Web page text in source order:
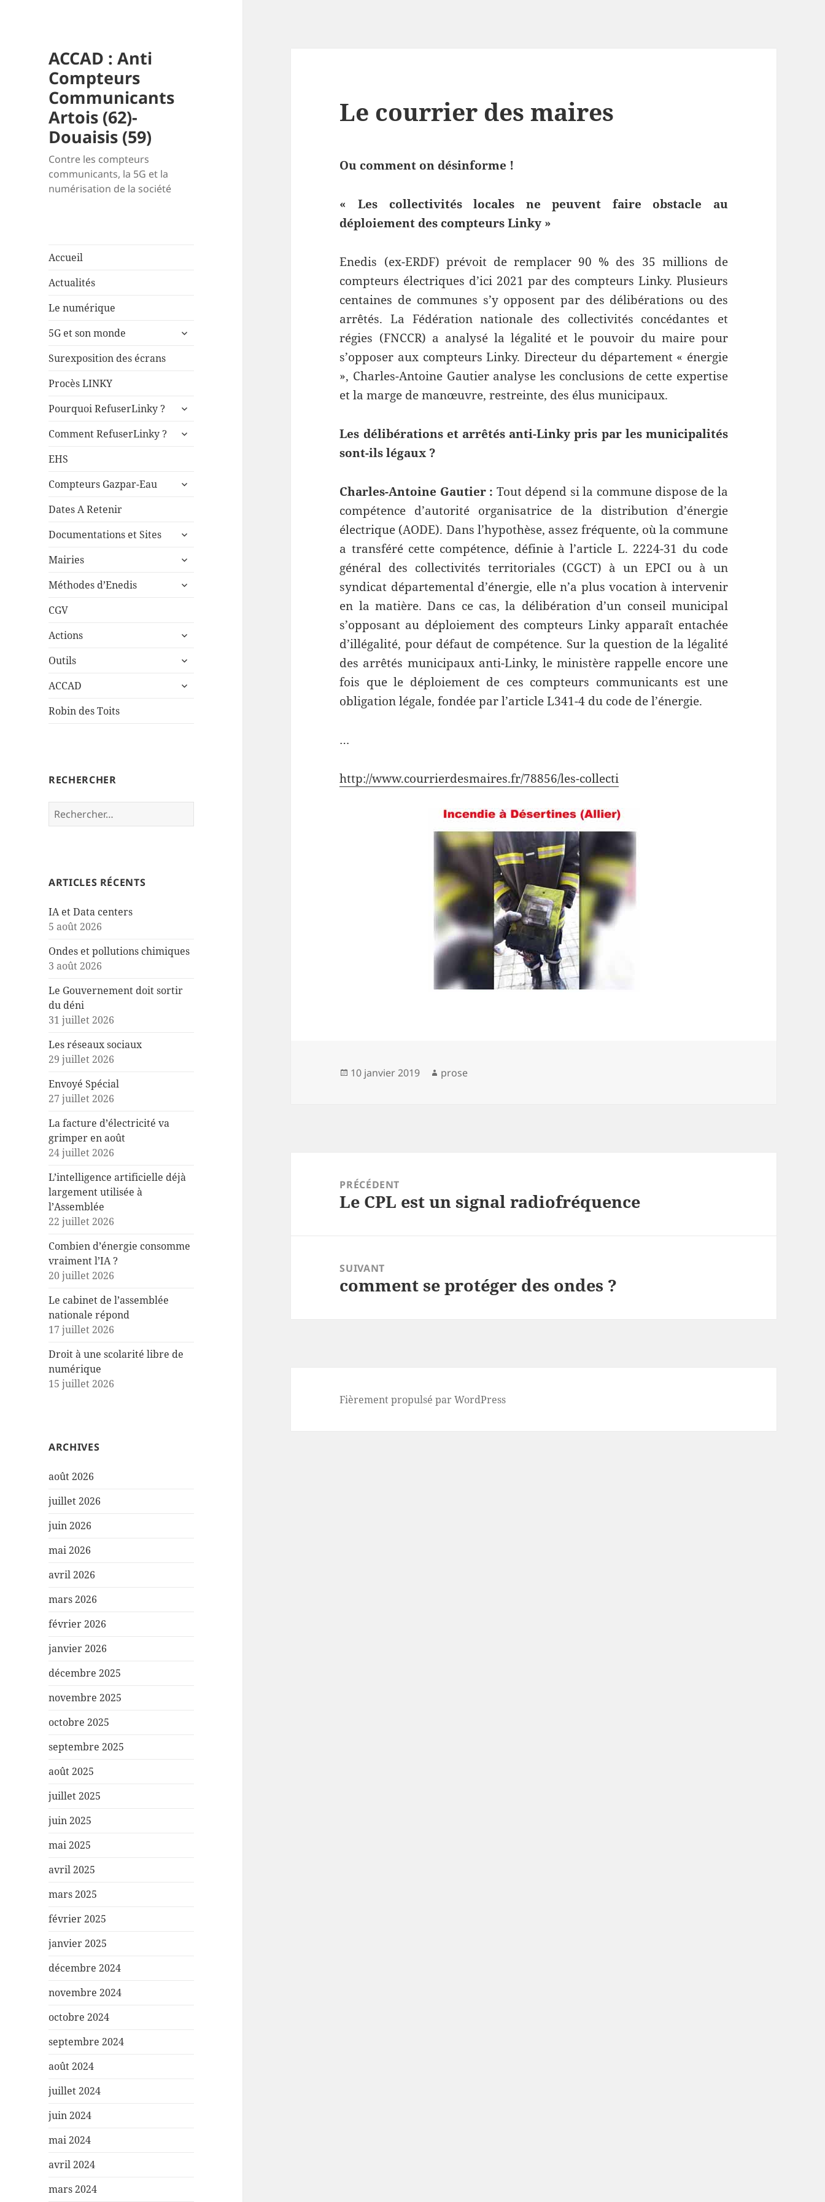
ACCAD : Anti
Compteurs
Communicants
Artois (62)-
Douaisis (59)
Contre les compteurs
communicants, la 5G et la
numérisation de la société
Accueil
Actualités
Le numérique
5G et son monde
ouvrir
Surexposition des écrans
Procès LINKY
Pourquoi RefuserLinky ?
ouvrir
sous-
Comment RefuserLinky ?
ouvrir
EHS
Compteurs Gazpar-Eau
ouvrir
Dates A Retenir
Documentations et Sites
ouvrir
sous-
Mairies
ouvrir
sous-
Méthodes d’Enedis
ouvrir
CGV
Actions
ouvrir
sous-
Outils
ouvrir
sous-
ACCAD
ouvrir
Robin des Toits
RECHERCHER
Rechercher :
ARTICLES RÉCENTS
IA et Data centers
5 août 2026
Ondes et pollutions chimiques
3 août 2026
Le Gouvernement doit sortir
du déni
31 juillet 2026
Les réseaux sociaux
29 juillet 2026
Envoyé Spécial
27 juillet 2026
La facture d’électricité va
grimper en août
24 juillet 2026
L’intelligence artificielle déjà
largement utilisée à
l’Assemblée
22 juillet 2026
Combien d’énergie consomme
vraiment l’IA ?
20 juillet 2026
Le cabinet de l’assemblée
nationale répond
17 juillet 2026
Droit à une scolarité libre de
numérique
15 juillet 2026
ARCHIVES
août 2026
juillet 2026
juin 2026
mai 2026
avril 2026
mars 2026
février 2026
janvier 2026
décembre 2025
novembre 2025
octobre 2025
septembre 2025
août 2025
juillet 2025
juin 2025
mai 2025
avril 2025
mars 2025
février 2025
janvier 2025
décembre 2024
novembre 2024
octobre 2024
septembre 2024
août 2024
juillet 2024
juin 2024
mai 2024
avril 2024
mars 2024
Le courrier des maires
Ou comment on désinforme !
« Les collectivités locales ne peuvent faire obstacle au
déploiement des compteurs Linky »
Enedis (ex-ERDF) prévoit de remplacer 90 % des 35 millions de
compteurs électriques d’ici 2021 par des compteurs Linky. Plusieurs
centaines de communes s’y opposent par des délibérations ou des
arrêtés. La Fédération nationale des collectivités concédantes et
régies (FNCCR) a analysé la légalité et le pouvoir du maire pour
s’opposer aux compteurs Linky. Directeur du département « énergie
», Charles-Antoine Gautier analyse les conclusions de cette expertise
et la marge de manœuvre, restreinte, des élus municipaux.
Les délibérations et arrêtés anti-Linky pris par les municipalités
sont-ils légaux ?
Charles-Antoine Gautier : Tout dépend si la commune dispose de la
compétence d’autorité organisatrice de la distribution d’énergie
électrique (AODE). Dans l’hypothèse, assez fréquente, où la commune
a transféré cette compétence, définie à l’article L. 2224-31 du code
général des collectivités territoriales (CGCT) à un EPCI ou à un
syndicat départemental d’énergie, elle n’a plus vocation à intervenir
en la matière. Dans ce cas, la délibération d’un conseil municipal
s’opposant au déploiement des compteurs Linky apparaît entachée
d’illégalité, pour défaut de compétence. Sur la question de la légalité
des arrêtés municipaux anti-Linky, le ministère rappelle encore une
fois que le déploiement de ces compteurs communicants est une
obligation légale, fondée par l’article L341-4 du code de l’énergie.
…
http://www.courrierdesmaires.fr/78856/les-collecti
Publié
10 janvier 2019 Auteur
prose
PRÉCÉDENT
Article
Le CPL est un signal radiofréquence
SUIVANT
Article
comment se protéger des ondes ?
Fièrement propulsé par WordPress